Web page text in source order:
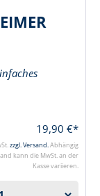
19,90 €*
zzgl. Versand. Abhängig
kann die MwSt. an der
Kasse variieren.